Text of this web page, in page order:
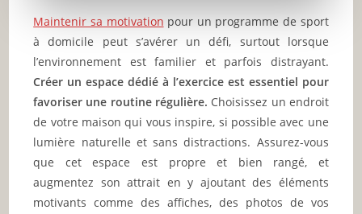
Maintenir sa motivation pour un programme de sport
à domicile peut s’avérer un défi, surtout lorsque
l’environnement est familier et parfois distrayant.
Créer un espace dédié à l’exercice est essentiel pour
favoriser une routine régulière. Choisissez un endroit
de votre maison qui vous inspire, si possible avec une
lumière naturelle et sans distractions. Assurez-vous
que cet espace est propre et bien rangé, et
augmentez son attrait en y ajoutant des éléments
motivants comme des affiches, des photos de vos